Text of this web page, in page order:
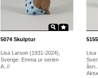
5074 Skulptur
Lisa Larson (1931-2024),
Sverige. Emma ur serien
A..//
5155
Lisa